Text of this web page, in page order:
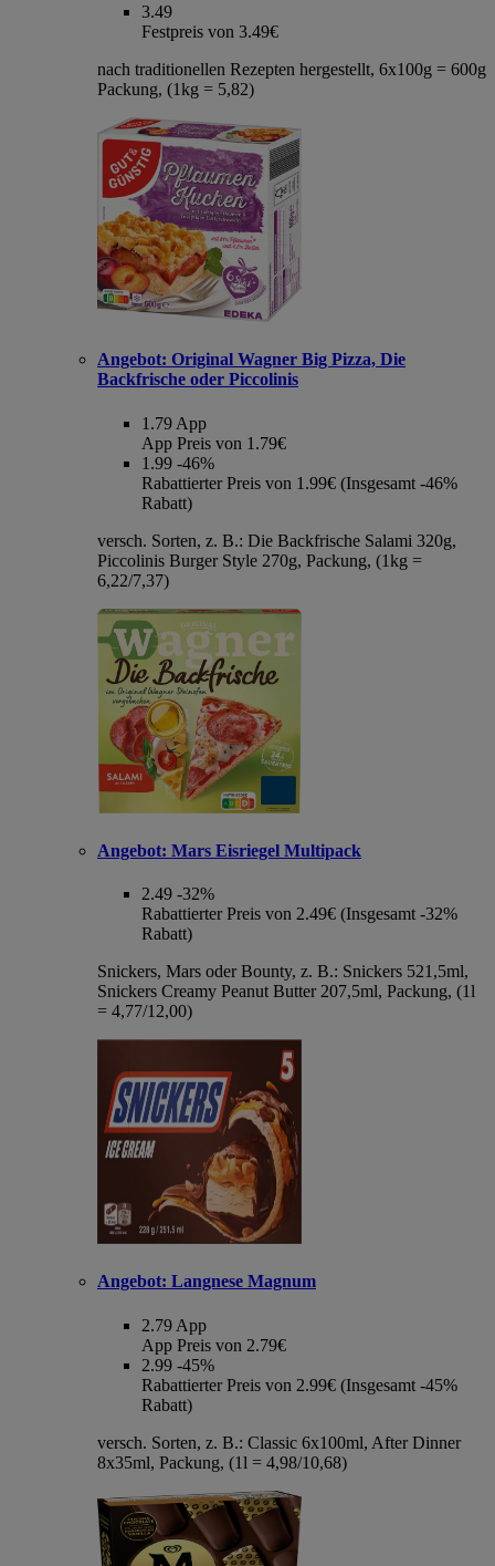
3.49
Festpreis von 3.49€
nach traditionellen Rezepten hergestellt, 6x100g = 600g
Packung, (1kg = 5,82)
Angebot: Original Wagner Big Pizza, Die
Backfrische oder Piccolinis
1.79 App
App Preis von 1.79€
1.99 -46%
Rabattierter Preis von 1.99€ (Insgesamt -46%
Rabatt)
versch. Sorten, z. B.: Die Backfrische Salami 320g,
Piccolinis Burger Style 270g, Packung, (1kg =
6,22/7,37)
Angebot: Mars Eisriegel Multipack
2.49 -32%
Rabattierter Preis von 2.49€ (Insgesamt -32%
Rabatt)
Snickers, Mars oder Bounty, z. B.: Snickers 521,5ml,
Snickers Creamy Peanut Butter 207,5ml, Packung, (1l
= 4,77/12,00)
Angebot: Langnese Magnum
2.79 App
App Preis von 2.79€
2.99 -45%
Rabattierter Preis von 2.99€ (Insgesamt -45%
Rabatt)
versch. Sorten, z. B.: Classic 6x100ml, After Dinner
8x35ml, Packung, (1l = 4,98/10,68)